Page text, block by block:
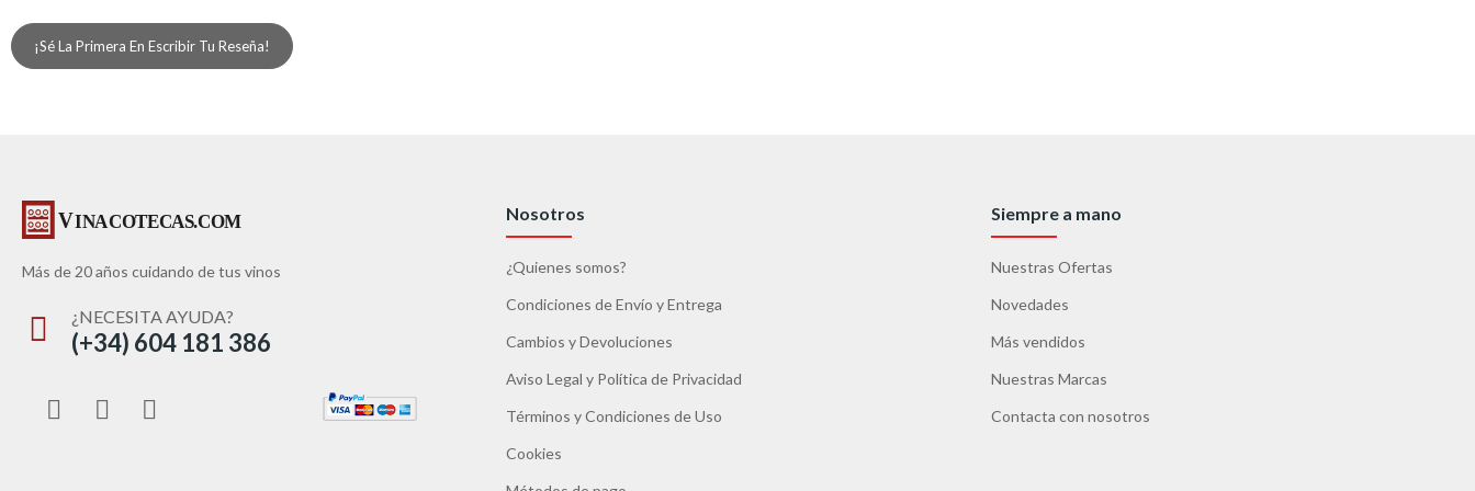
¡Sé La Primera En Escribir Tu Reseña!
Más de 20 años cuidando de tus vinos
¿NECESITA AYUDA?
(+34) 604 181 386
Nosotros
¿Quienes somos?
Condiciones de Envío y Entrega
Cambios y Devoluciones
Aviso Legal y Política de Privacidad
Términos y Condiciones de Uso
Cookies
Siempre a mano
Nuestras Ofertas
Novedades
Más vendidos
Nuestras Marcas
Contacta con nosotros